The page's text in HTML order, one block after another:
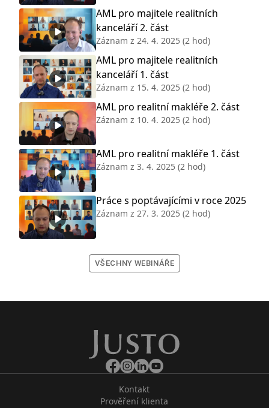
AML pro majitele realitních
kanceláří 2. část
Záznam z 24. 4. 2025 (2 hod)
AML pro majitele realitních
kanceláří 1. část
Záznam z 15. 4. 2025 (2 hod)
AML pro realitní makléře 2. část
Záznam z 10. 4. 2025 (2 hod)
AML pro realitní makléře 1. část
Záznam z 3. 4. 2025 (2 hod)
Práce s poptávajícími v roce 2025
Záznam z 27. 3. 2025 (2 hod)
VŠECHNY WEBINÁŘE
Kontakt
Prověření klienta